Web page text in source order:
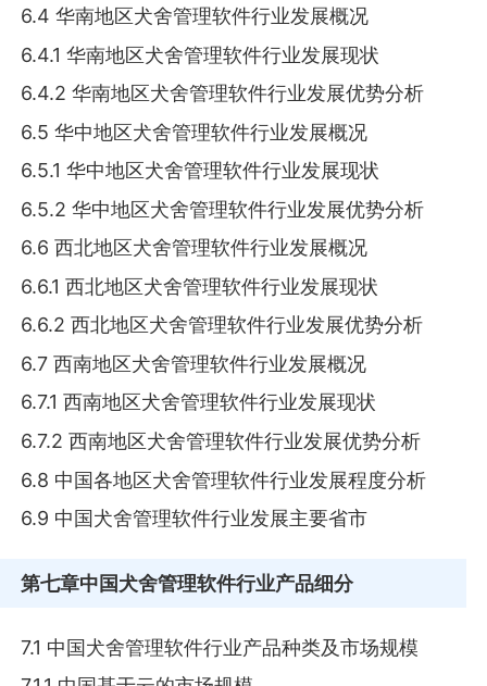
6.4 华南地区犬舍管理软件行业发展概况
6.4.1 华南地区犬舍管理软件行业发展现状
6.4.2 华南地区犬舍管理软件行业发展优势分析
6.5 华中地区犬舍管理软件行业发展概况
6.5.1 华中地区犬舍管理软件行业发展现状
6.5.2 华中地区犬舍管理软件行业发展优势分析
6.6 西北地区犬舍管理软件行业发展概况
6.6.1 西北地区犬舍管理软件行业发展现状
6.6.2 西北地区犬舍管理软件行业发展优势分析
6.7 西南地区犬舍管理软件行业发展概况
6.7.1 西南地区犬舍管理软件行业发展现状
6.7.2 西南地区犬舍管理软件行业发展优势分析
6.8 中国各地区犬舍管理软件行业发展程度分析
6.9 中国犬舍管理软件行业发展主要省市
第七章中国犬舍管理软件行业产品细分
7.1 中国犬舍管理软件行业产品种类及市场规模